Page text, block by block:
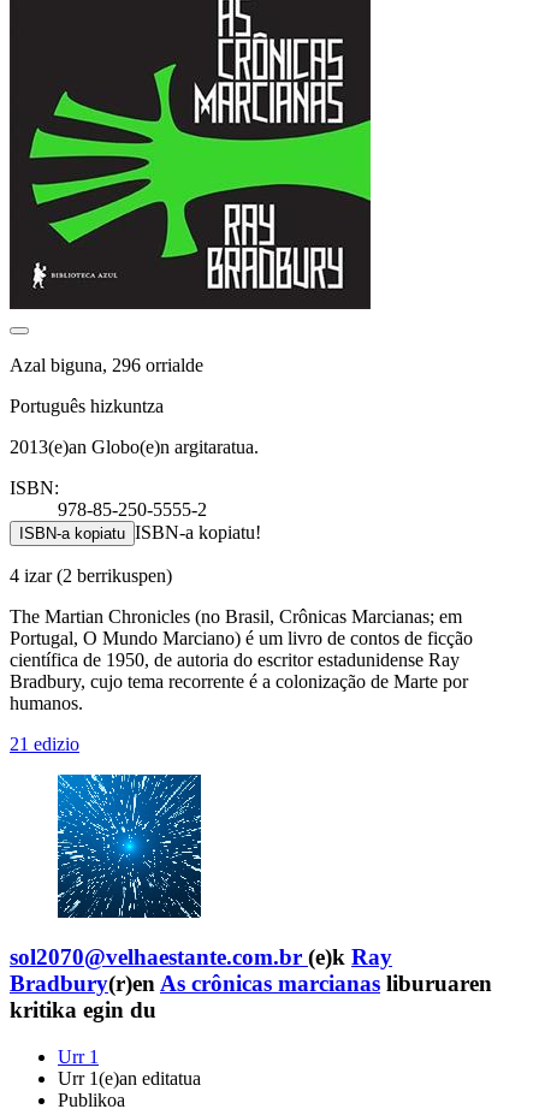
Azal biguna, 296 orrialde
Português hizkuntza
2013(e)an Globo(e)n argitaratua.
ISBN:
978-85-250-5555-2
ISBN-a kopiatu ISBN-a kopiatu!
4 izar(2 berrikuspen)
The Martian Chronicles (no Brasil, Crônicas Marcianas; em
Portugal, O Mundo Marciano) é um livro de contos de ficção
científica de 1950, de autoria do escritor estadunidense Ray
Bradbury, cujo tema recorrente é a colonização de Marte por
humanos.
21 edizio
sol2070@velhaestante.com.br (e)k Ray
Bradbury(r)enAs crônicas marcianas liburuaren
kritika egin du
Urr 1
Urr 1(e)an editatua
Publikoa